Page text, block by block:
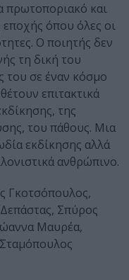
πρωτοποριακό και
εποχής όπου όλες οι
Ο ποιητής δεν
τη δική του
του σε έναν κόσμο
επιτακτικά
της
του πάθους. Μια
εκδίκησης αλλά
ανθρώπινο.
Γκοτσόπουλος,
Σπύρος
Μαυρέα,